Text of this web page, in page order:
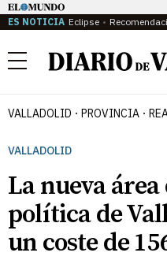
ES NOTICIA Eclipse
Menú
VALLADOLID PROVINCIA
VALLADOLID
La nueva
política de
un coste de